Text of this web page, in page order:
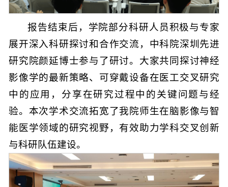
报告结束后，学院部分科研人员积极与专家
展开深入科研探讨和合作交流，中科院深圳先进
研究院颜延博士参与了研讨。大家共同探讨神经
影像学的最新策略、可穿戴设备在医工交叉研究
中的应用，分享在研究过程中的关键问题与经
验。本次学术交流拓宽了我院师生在脑影像与智
能医学领域的研究视野，有效助力学科交叉创新
与科研队伍建设。